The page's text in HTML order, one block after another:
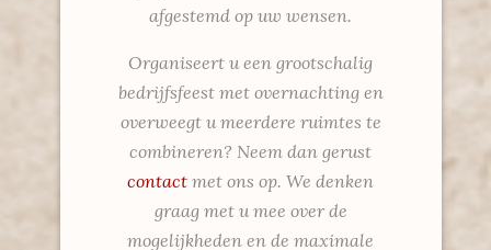
afgestemd op uw wensen.
Organiseert u een grootschalig
bedrijfsfeest met overnachting en
overweegt u meerdere ruimtes te
combineren? Neem dan gerust
contact met ons op. We denken
graag met u mee over de
mogelijkheden en de maximale